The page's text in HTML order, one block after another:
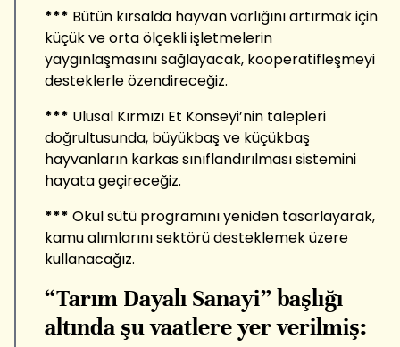
*** Bütün kırsalda hayvan varlığını artırmak için
küçük ve orta ölçekli işletmelerin
yaygınlaşmasını sağlayacak, kooperatifleşmeyi
desteklerle özendireceğiz.
*** Ulusal Kırmızı Et Konseyi’nin talepleri
doğrultusunda, büyükbaş ve küçükbaş
hayvanların karkas sınıflandırılması sistemini
hayata geçireceğiz.
*** Okul sütü programını yeniden tasarlayarak,
kamu alımlarını sektörü desteklemek üzere
kullanacağız.
“Tarım Dayalı Sanayi” başlığı
altında şu vaatlere yer verilmiş: